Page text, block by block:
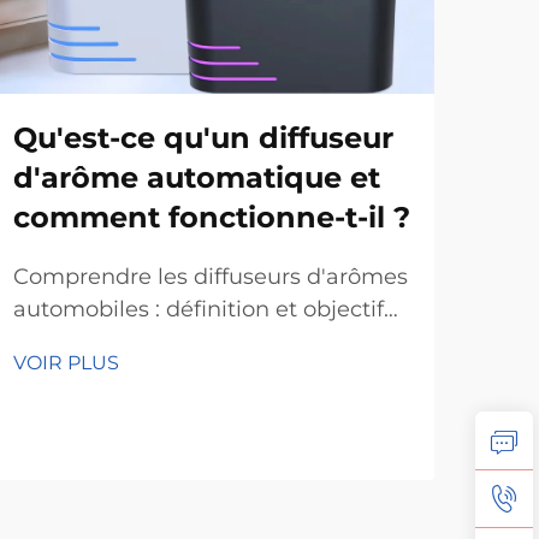
Qu'est-ce qu'un diffuseur
d'arôme automatique et
comment fonctionne-t-il ?
Comprendre les diffuseurs d'arômes
automobiles : définition et objectif
automobiles répandent des huiles
VOIR PLUS